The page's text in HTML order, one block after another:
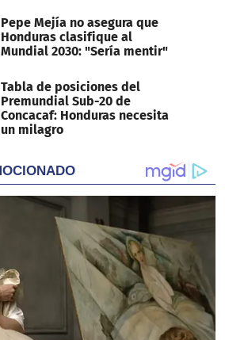
Pepe Mejía no asegura que
Honduras clasifique al
Mundial 2030: "Sería mentir"
Tabla de posiciones del
Premundial Sub-20 de
Concacaf: Honduras necesita
un milagro